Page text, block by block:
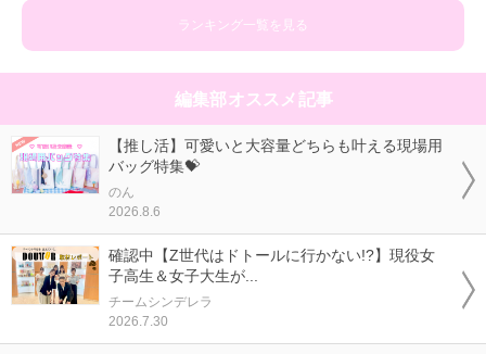
ランキング一覧を見る
編集部オススメ記事
【推し活】可愛いと大容量どちらも叶える現場用
バッグ特集💝
のん
2026.8.6
確認中【Z世代はドトールに行かない!?】現役女
子高生＆女子大生が...
チームシンデレラ
2026.7.30